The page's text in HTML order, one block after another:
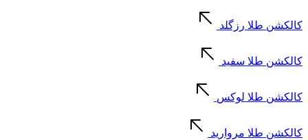
کالکشن طلا رزگلد
کالکشن طلا سفید
کالکشن طلا لوکس
کالکشن طلا مروارید